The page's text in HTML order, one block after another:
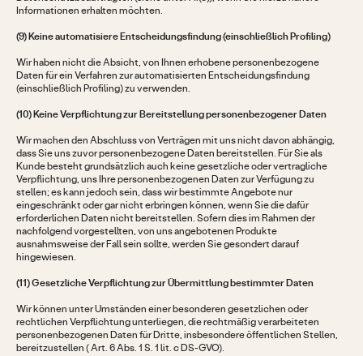
Informationen erhalten möchten.
(9) Keine automatisiere Entscheidungsfindung (einschließlich Profiling)
Wir haben nicht die Absicht, von Ihnen erhobene personenbezogene
Daten für ein Verfahren zur automatisierten Entscheidungsfindung
(einschließlich Profiling) zu verwenden.
(10) Keine Verpflichtung zur Bereitstellung personenbezogener Daten
Wir machen den Abschluss von Verträgen mit uns nicht davon abhängig,
dass Sie uns zuvor personenbezogene Daten bereitstellen. Für Sie als
Kunde besteht grundsätzlich auch keine gesetzliche oder vertragliche
Verpflichtung, uns Ihre personenbezogenen Daten zur Verfügung zu
stellen; es kann jedoch sein, dass wir bestimmte Angebote nur
eingeschränkt oder gar nicht erbringen können, wenn Sie die dafür
erforderlichen Daten nicht bereitstellen. Sofern dies im Rahmen der
nachfolgend vorgestellten, von uns angebotenen Produkte
ausnahmsweise der Fall sein sollte, werden Sie gesondert darauf
hingewiesen.
(11) Gesetzliche Verpflichtung zur Übermittlung bestimmter Daten
Wir können unter Umständen einer besonderen gesetzlichen oder
rechtlichen Verpflichtung unterliegen, die rechtmäßig verarbeiteten
personenbezogenen Daten für Dritte, insbesondere öffentlichen Stellen,
bereitzustellen ( Art. 6 Abs. 1 S. 1 lit. c DS-GVO).